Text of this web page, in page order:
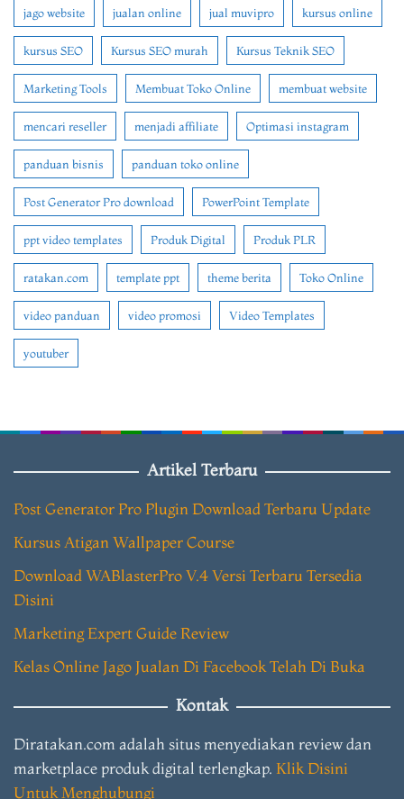
jago website jualan online jual muvipro kursus online
kursus SEO Kursus SEO murah Kursus Teknik SEO
Marketing Tools Membuat Toko Online membuat website
mencari reseller menjadi affiliate Optimasi instagram
panduan bisnis panduan toko online
Post Generator Pro download PowerPoint Template
ppt video templates Produk Digital Produk PLR
ratakan.com template ppt theme berita Toko Online
video panduan video promosi Video Templates
youtuber
Artikel Terbaru
Post Generator Pro Plugin Download Terbaru Update
Kursus Atigan Wallpaper Course
Download WABlasterPro V.4 Versi Terbaru Tersedia
Disini
Marketing Expert Guide Review
Kelas Online Jago Jualan Di Facebook Telah Di Buka
Kontak
Diratakan.com adalah situs menyediakan review dan
marketplace produk digital terlengkap. Klik Disini
Untuk Menghubungi